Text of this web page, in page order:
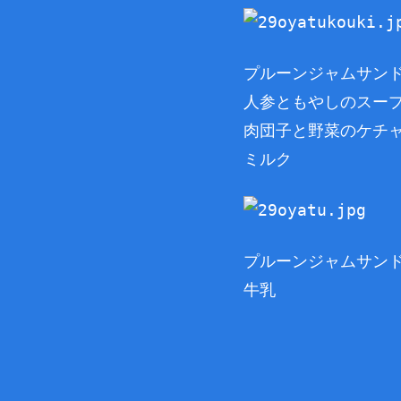
プルーンジャムサン
人参ともやしのスー
肉団子と野菜のケチ
ミルク
プルーンジャムサン
牛乳